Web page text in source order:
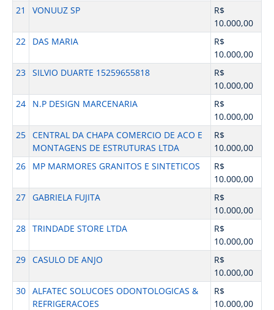
21
VONUUZ SP
R$
10.000,00
22
DAS MARIA
R$
10.000,00
23 SILVIO DUARTE 15259655818
R$
10.000,00
24
N.P DESIGN MARCENARIA
R$
10.000,00
25 CENTRAL DA CHAPA COMERCIO DE ACO E
MONTAGENS DE ESTRUTURAS LTDA
R$
10.000,00
26
MP MARMORES GRANITOS E SINTETICOS
R$
10.000,00
27
GABRIELA FUJITA
R$
10.000,00
28 TRINDADE STORE LTDA
R$
10.000,00
29 CASULO DE ANJO
R$
10.000,00
30 ALFATEC SOLUCOES ODONTOLOGICAS &
REFRIGERACOES
R$
10.000,00